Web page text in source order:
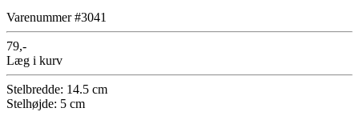
Varenummer #3041
79,-
Læg i kurv
Stelbredde: 14.5 cm
Stelhøjde: 5 cm